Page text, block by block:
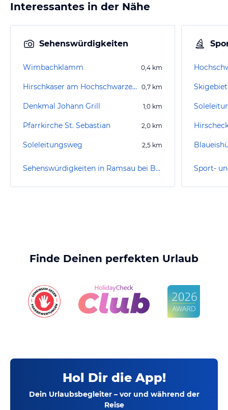
Interessantes in der Nähe
Sehenswürdigkeiten
Wimbachklamm 0,4 km
Hirschkaser am Hochschwarzeck 0,7 km
Denkmal Johann Grill 1,0 km
Pfarrkirche St. Sebastian 2,0 km
Soleleitungsweg 2,5 km
Sehenswürdigkeiten in Ramsau bei Berchtesgaden
Finde Deinen perfekten Urlaub
Hol Dir die App!
Dein Urlaubsbegleiter – vor und während der
Reise